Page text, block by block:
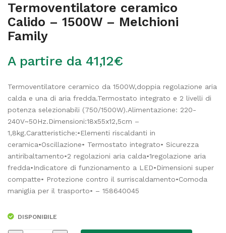
Termoventilatore ceramico
Calido – 1500W – Melchioni
Family
A partire da 41,12€
Termoventilatore ceramico da 1500W,doppia regolazione aria
calda e una di aria fredda.Termostato integrato e 2 livelli di
potenza selezionabili (750/1500W).Alimentazione: 220-
240V~50Hz.Dimensioni:18x55x12,5cm –
1,8kg.Caratteristiche:•Elementi riscaldanti in
ceramica•Oscillazione• Termostato integrato• Sicurezza
antiribaltamento•2 regolazioni aria calda•1regolazione aria
fredda•Indicatore di funzionamento a LED•Dimensioni super
compatte• Protezione contro il surriscaldamento•Comoda
maniglia per il trasporto• – 158640045
DISPONIBILE